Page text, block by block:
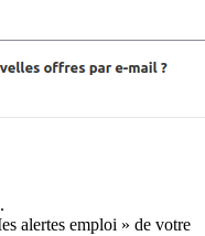
alertes emploi » de votre